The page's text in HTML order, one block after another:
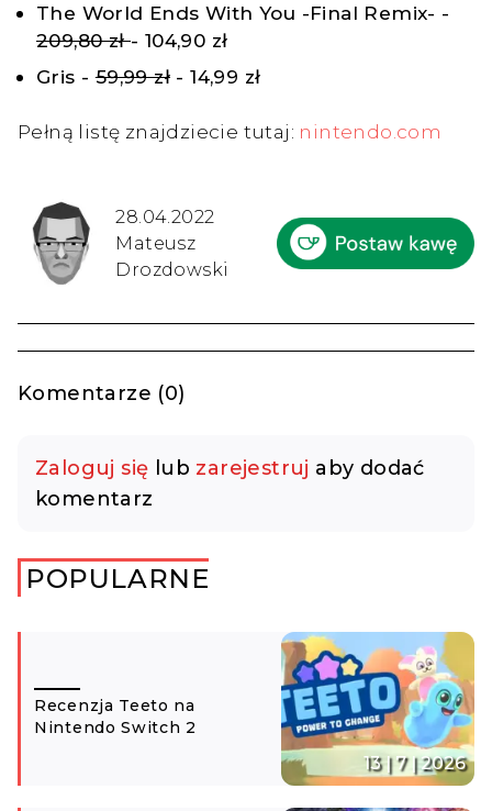
The World Ends With You -Final Remix- -
209,80 zł- 104,90 zł
Gris -59,99 zł - 14,99 zł
Pełną listę znajdziecie tutaj: nintendo.com
28.04.2022
Mateusz
Drozdowski
Komentarze (0)
Zaloguj się lub zarejestruj aby dodać
komentarz
POPULARNE
Recenzja Teeto na
Nintendo Switch 2
13 | 7 | 2026